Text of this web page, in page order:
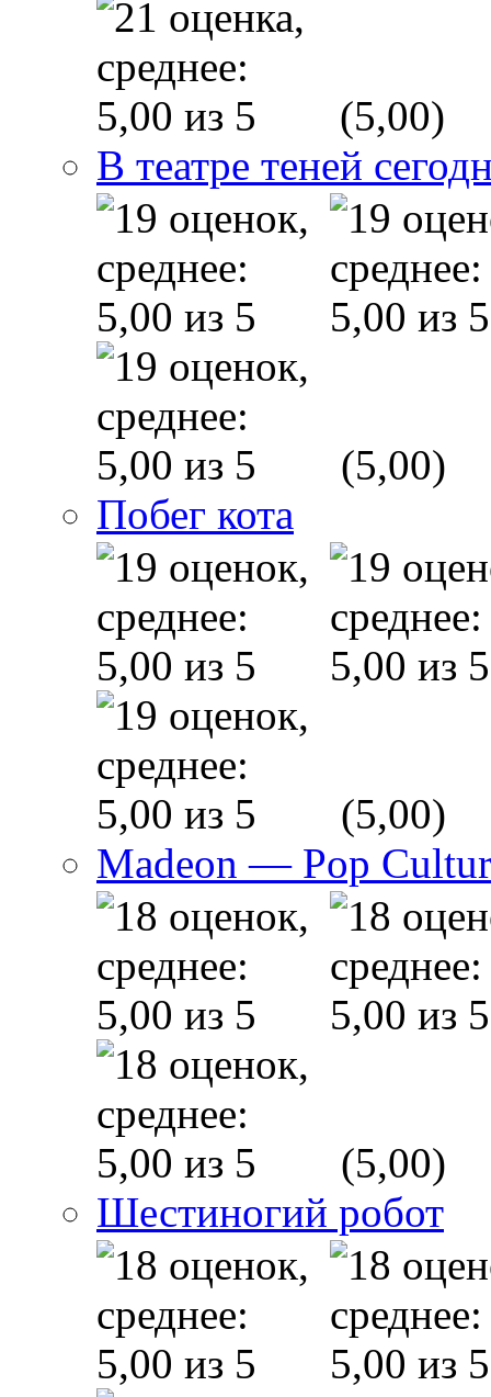
(5,00)
В театре теней
(5,00)
Побег кота
(5,00)
Madeon — Pop
(5,00)
Шестиногий робот